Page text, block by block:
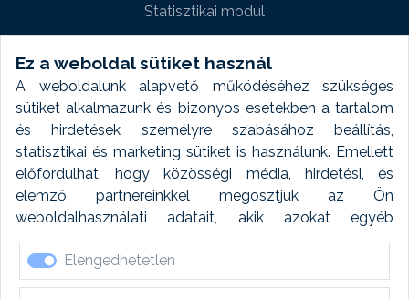
Ez a weboldal sütiket használ
A weboldalunk alapvető működéséhez szükséges
sütiket alkalmazunk és bizonyos esetekben a tartalom
és hirdetések személyre szabásához beállítás,
statisztikai és marketing sütiket is használunk. Emellett
előfordulhat, hogy közösségi média, hirdetési, és
elemző partnereinkkel megosztjuk az Ön
weboldalhasználati adatait, akik azokat egyéb
forrásokból gyűjtött adatokkal kombinálhatják. A sütik
elfogadásával kapcsolatosan naplózást végzünk és
ezen adatokat 6 hónap után automatikusan töröljük. A
Elengedhetetlen
Statisztikai modul
Weboldal modul
Fényképtár extra modul
Autómosó modul
Feladatütemezés